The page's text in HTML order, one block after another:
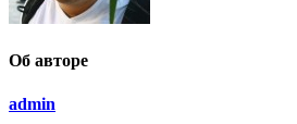
Об авторе
admin